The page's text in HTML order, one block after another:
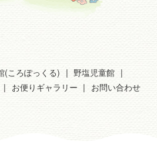
(ころぽっくる)
野塩児童館
お便りギャラリー お問い合わせ